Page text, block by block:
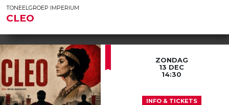
TONEELGROEP IMPERIUM
CLEO
ZONDAG
13 DEC
14:30
INFO & TICKETS